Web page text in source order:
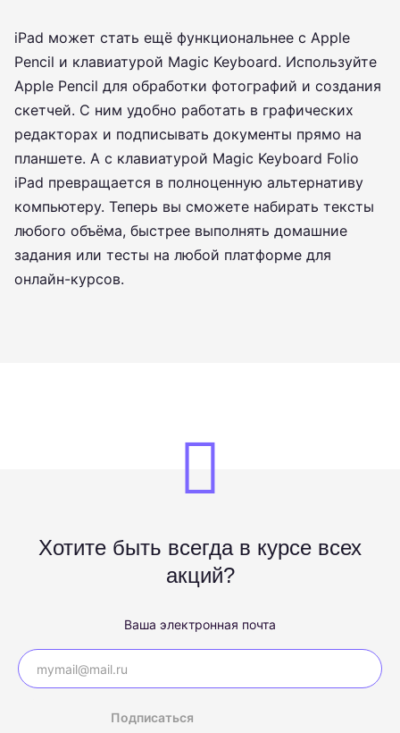
iPad может стать ещё функциональнее с Apple
Pencil и клавиатурой Magic Keyboard. Используйте
Apple Pencil для обработки фотографий и создания
скетчей. С ним удобно работать в графических
редакторах и подписывать документы прямо на
планшете. А с клавиатурой Magic Keyboard Folio
iPad превращается в полноценную альтернативу
компьютеру. Теперь вы сможете набирать тексты
любого объёма, быстрее выполнять домашние
задания или тесты на любой платформе для
онлайн-курсов.
Хотите быть всегда в курсе всех
акций?
Ваша электронная почта
Подписаться